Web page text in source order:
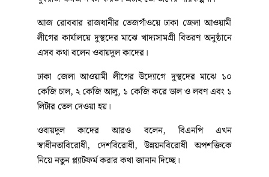
আজ রোববার রাজধানীর তেজগাঁওয়ে ঢাকা জেলা আওয়ামী
লীগের কার্যালয়ে দুস্থদের মাঝে খাদ্যসামগ্রী বিতরণ অনুষ্ঠানে
এসব কথা বলেন ওবায়দুল কাদের।
ঢাকা জেলা আওয়ামী লীগের উদ্যোগে দুস্থদের মাঝে ১০
কেজি চাল, ২ কেজি আলু, ১ কেজি করে ডাল ও লবণ এবং ১
লিটার তেল দেওয়া হয়।
ওবায়দুল কাদের আরও বলেন, বিএনপি এখন
স্বাধীনতাবিরোধী, দেশবিরোধী, উন্নয়নবিরোধী অপশক্তিকে
নিয়ে নতুন প্ল্যাটফর্ম করার কথা জানান দিচ্ছে।